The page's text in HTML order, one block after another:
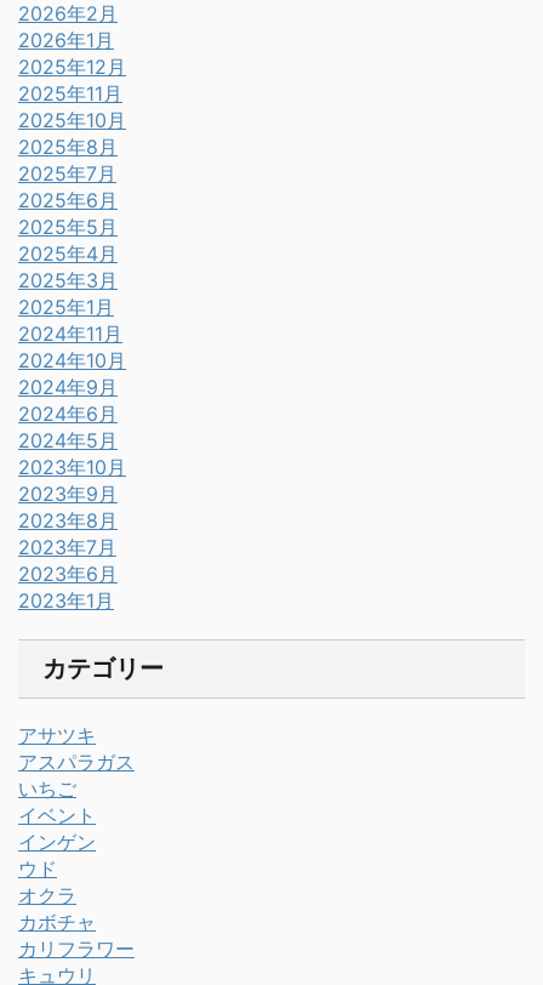
2026年2月
2026年1月
2025年12月
2025年11月
2025年10月
2025年8月
2025年7月
2025年6月
2025年5月
2025年4月
2025年3月
2025年1月
2024年11月
2024年10月
2024年9月
2024年6月
2024年5月
2023年10月
2023年9月
2023年8月
2023年7月
2023年6月
2023年1月
カテゴリー
アサツキ
アスパラガス
いちご
イベント
インゲン
ウド
オクラ
カボチャ
カリフラワー
キュウリ